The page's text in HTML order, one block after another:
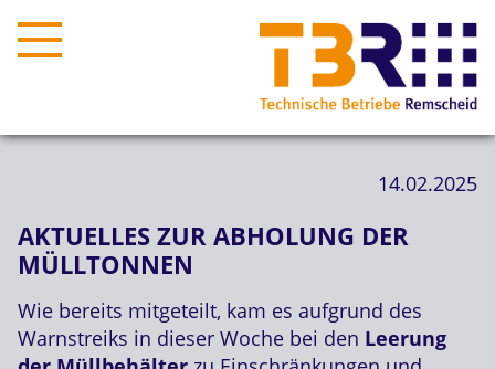
14.02.2025
AKTUELLES ZUR ABHOLUNG DER
MÜLLTONNEN
Wie bereits mitgeteilt, kam es aufgrund des
Warnstreiks in dieser Woche bei den Leerung